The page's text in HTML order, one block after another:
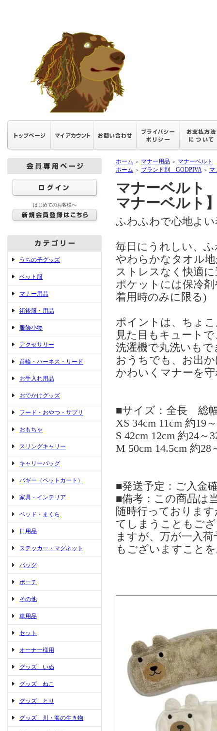
はじめてのお客様へ
うちの子グッズ
ペット服
マナー用品
術後服・用品
服飾小物
アクセサリー
首輪・ハーネス・リード
お手入れ用品
おでかけグッズ
フード・おやつ・サプリ
おもちゃ
スリングキャリー
キャリーバッグ
バギー（ペットカート）
家具・インテリア
ベッド・まくら
日用品
ステッカー・マグネット
バッグ
ポーチ
その他
車用品
セット
オーナー様用
グッズ いぬ
グッズ ねこ
グッズ とり
グッズ 川・海の生き物
ホーム ＞ マナー用品 ＞ マナーベルト
ホーム ＞ ブランド別 GODPIVA ＞ マ
マナーベルト
マナーベルト
ふわふわで心地よ
毎日にうれしい、
やわらかなタオル
ストレスなく快適
ポケットには保冷
着用時のみに限る)
ポイントは、ちょ
見た目もキュート
洗濯機で丸洗いも
おうちでも、お出
かわいくマナーを
■サイズ：全長 総
XS 34cm 11cm 約19
S 42cm 12cm 約24～
M 50cm 14.5cm 約28
■発送予定：ご入金
■備考：この商品は
随時行っておりま
てしまうこともご
ますが、万が一入
もございますこと